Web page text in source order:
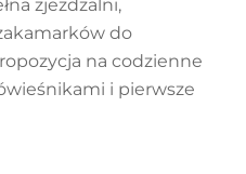
zjeżdżalni,
do
na codzienne
i pierwsze